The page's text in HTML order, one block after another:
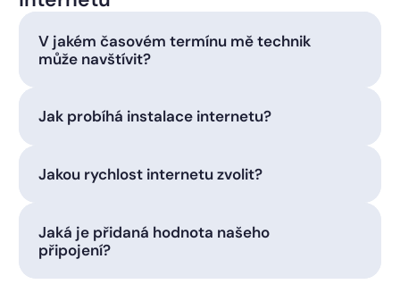
V jakém časovém termínu mě technik
může navštívit?
Jak probíhá instalace internetu?
Jakou rychlost internetu zvolit?
Jaká je přidaná hodnota našeho
připojení?